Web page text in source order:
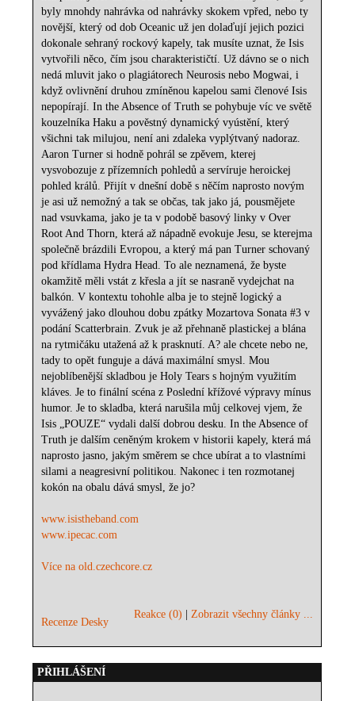
byly mnohdy nahrávka od nahrávky skokem vpřed, nebo ty
novější, který od dob Oceanic už jen dolaďují jejich pozici
dokonale sehraný rockový kapely, tak musíte uznat, že Isis
vytvořili něco, čím jsou charakterističtí. Už dávno se o nich
nedá mluvit jako o plagiátorech Neurosis nebo Mogwai, i
když ovlivnění druhou zmíněnou kapelou sami členové Isis
nepopírají. In the Absence of Truth se pohybuje víc ve světě
kouzelníka Haku a pověstný dynamický vyústění, který
všichni tak milujou, není ani zdaleka vyplýtvaný nadoraz.
Aaron Turner si hodně pohrál se zpěvem, kterej
vysvobozuje z přízemních pohledů a servíruje heroickej
pohled králů. Přijít v dnešní době s něčím naprosto novým
je asi už nemožný a tak se občas, tak jako já, pousmějete
nad vsuvkama, jako je ta v podobě basový linky v Over
Root And Thorn, která až nápadně evokuje Jesu, se kterejma
společně brázdili Evropou, a který má pan Turner schovaný
pod křídlama Hydra Head. To ale neznamená, že byste
okamžitě měli vstát z křesla a jít se nasraně vydejchat na
balkón. V kontextu tohohle alba je to stejně logický a
vyvážený jako dlouhou dobu zpátky Mozartova Sonata #3 v
podání Scatterbrain. Zvuk je až přehnaně plastickej a blána
na rytmičáku utažená až k prasknutí. A? ale chcete nebo ne,
tady to opět funguje a dává maximální smysl. Mou
nejoblíbenější skladbou je Holy Tears s hojným využitím
kláves. Je to finální scéna z Poslední křížové výpravy mínus
humor. Je to skladba, která narušila můj celkovej vjem, že
Isis „POUZE“ vydali další dobrou desku. In the Absence of
Truth je dalším ceněným krokem v historii kapely, která má
naprosto jasno, jakým směrem se chce ubírat a to vlastními
silami a neagresivní politikou. Nakonec i ten rozmotanej
kokón na obalu dává smysl, že jo?
www.isistheband.com
www.ipecac.com
Více na old.czechcore.cz
Recenze Desky
Reakce (0) |Zobrazit všechny články ...
PŘIHLÁŠENÍ